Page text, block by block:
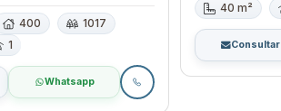
400
1017
1
Whatsapp
40 m²
Consultar